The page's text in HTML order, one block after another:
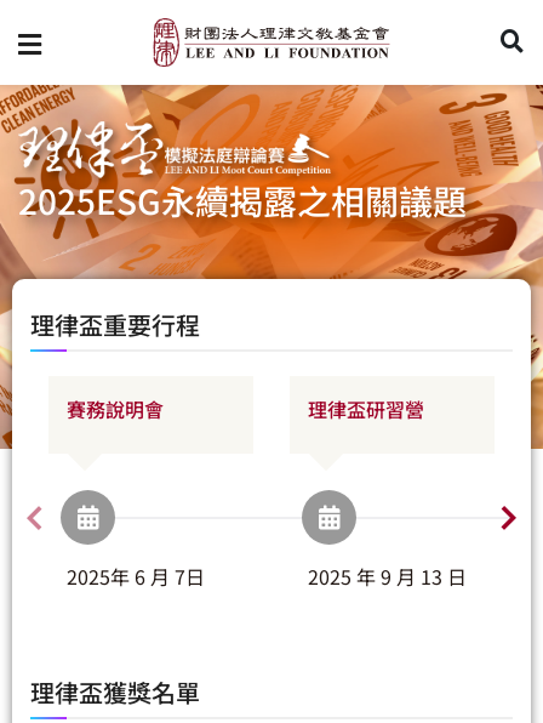
2025ESG永續揭露之相關議題
理律盃重要行程
賽務說明會 理律盃研習營
2025年 6 月 7日 2025 年 9 月 13 日
理律盃獲獎名單